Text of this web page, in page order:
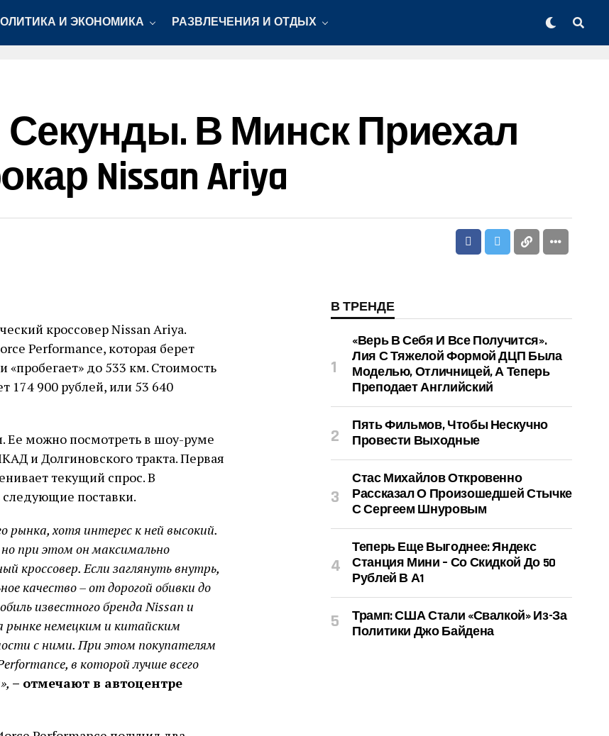
И ЭКОНОМИКА РАЗВЛЕЧЕНИЯ И ОТДЫХ
Секунды. В Минск Приехал
Nissan Ariya
кроссовер Nissan Ariya.
Performance, которая берет
«пробегает» до 533 км. Стоимость
174 900 рублей, или 53 640
Ее можно посмотреть в шоу-руме
и Долгиновского тракта. Первая
текущий спрос. В
следующие поставки.
рынка, хотя интерес к ней высокий.
при этом он максимально
кроссовер. Если заглянуть внутрь,
качество – от дорогой обивки до
известного бренда Nissan и
немецким и китайским
с ними. При этом покупателям
в которой лучше всего
– отмечают в автоцентре
В ТРЕНДЕ
«Верь В Себя И Все Получится».
Лия С Тяжелой Формой ДЦП Была
Моделью, Отличницей, А Теперь
Преподает Английский
Пять Фильмов, Чтобы Нескучно
Провести Выходные
Стас Михайлов Откровенно
Рассказал О Произошедшей Стычке
С Сергеем Шнуровым
Теперь Еще Выгоднее: Яндекс
Станция Мини – Со Скидкой До 50
Рублей В А1
Трамп: США Стали «свалкой» Из-За
Политики Джо Байдена